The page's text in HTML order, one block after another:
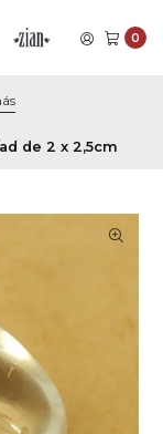
0
de 2 x 2,5cm